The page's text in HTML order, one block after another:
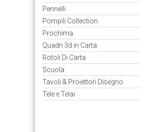
Pennelli
Pompili Collection
Prochima
Quadri 3d in Carta
Rotoli Di Carta
Scuola
Tavoli & Proiettori Disegno
Tele e Telai